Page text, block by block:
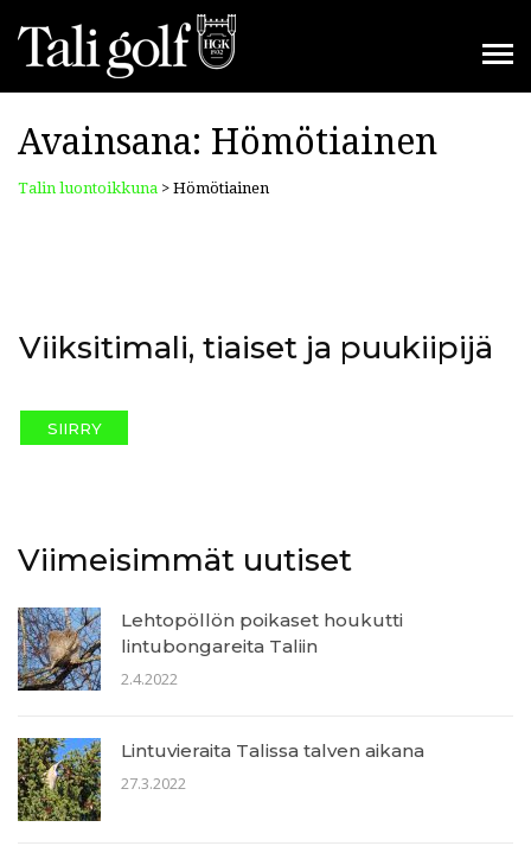
Avainsana: Hömötiainen
Talin luontoikkuna > Hömötiainen
Viiksitimali, tiaiset ja puukiipijä
SIIRRY
Viimeisimmät uutiset
Lehtopöllön poikaset houkutti
lintubongareita Taliin
2.4.2022
Lintuvieraita Talissa talven aikana
27.3.2022